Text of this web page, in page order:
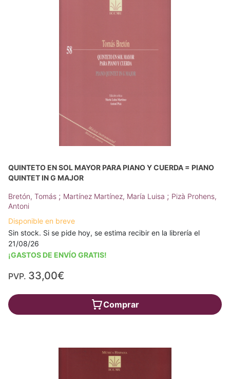
QUINTETO EN SOL MAYOR PARA PIANO Y CUERDA = PIANO
QUINTET IN G MAJOR
Bretón, Tomás ; Martínez Martínez, María Luisa ; Pizà Prohens,
Antoni
Disponible en breve
Sin stock. Si se pide hoy, se estima recibir en la librería el
21/08/26
¡GASTOS DE ENVÍO GRATIS!
PVP. 33,00€
Comprar